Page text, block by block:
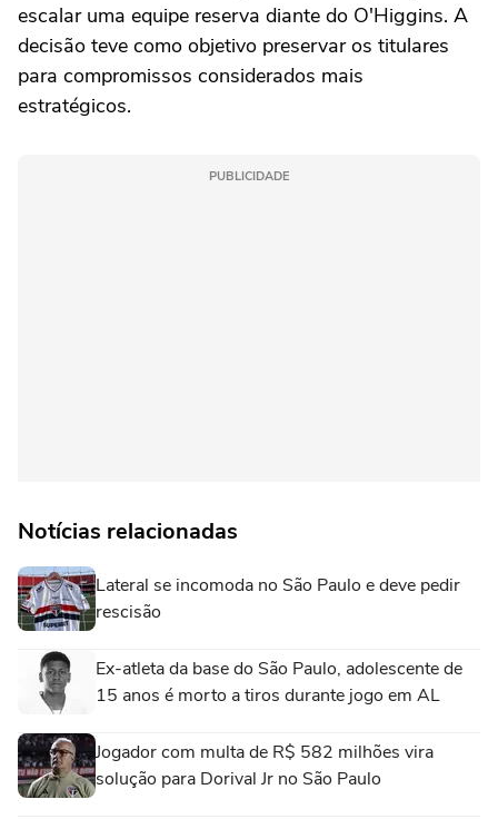
escalar uma equipe reserva diante do O'Higgins. A
decisão teve como objetivo preservar os titulares
para compromissos considerados mais
estratégicos.
PUBLICIDADE
Notícias relacionadas
Lateral se incomoda no São Paulo e deve pedir
rescisão
Ex-atleta da base do São Paulo, adolescente de
15 anos é morto a tiros durante jogo em AL
Jogador com multa de R$ 582 milhões vira
solução para Dorival Jr no São Paulo